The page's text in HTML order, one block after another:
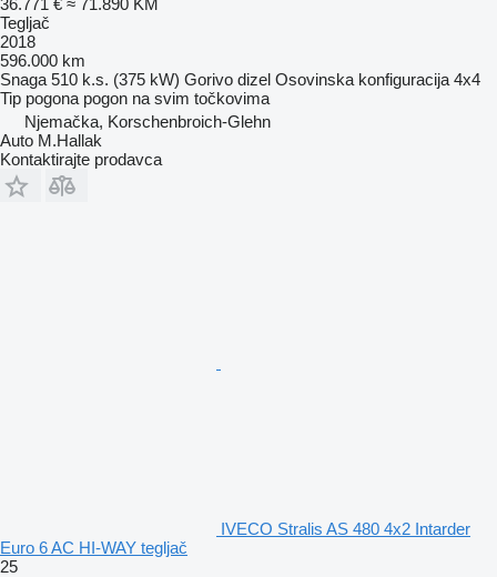
36.771 € ≈ 71.890 KM
Tegljač
2018
596.000 km
Snaga 510 k.s. (375 kW) Gorivo dizel Osovinska konfiguracija 4x4
Tip pogona pogon na svim točkovima
Njemačka, Korschenbroich-Glehn
Auto M.Hallak
Kontaktirajte prodavca
IVECO Stralis AS 480 4x2 Intarder
Euro 6 AC HI-WAY tegljač
25